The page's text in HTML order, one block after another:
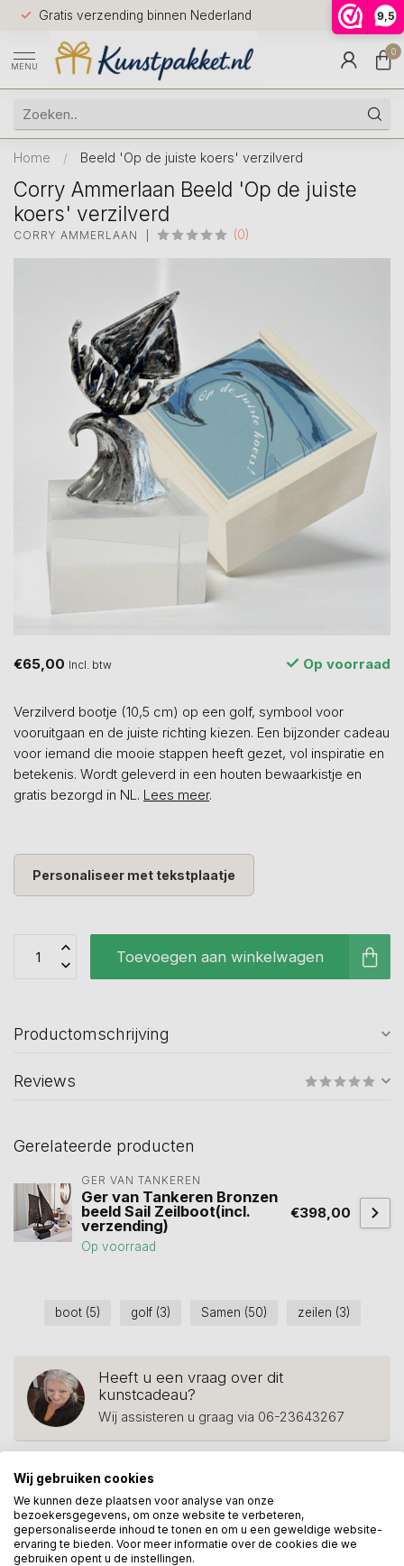
9,5
Gratis verzending binnen Nederland
Voor
huis
9.5
MENU
0
Home / Beeld 'Op de juiste koers' verzilverd
Corry Ammerlaan Beeld 'Op de juiste
koers' verzilverd
CORRY AMMERLAAN (0)
€65,00 Incl. btw Op voorraad
Verzilverd bootje (10,5 cm) op een golf, symbool voor
vooruitgaan en de juiste richting kiezen. Een bijzonder cadeau
voor iemand die mooie stappen heeft gezet, vol inspiratie en
betekenis. Wordt geleverd in een houten bewaarkistje en
gratis bezorgd in NL. Lees meer.
Personaliseer met tekstplaatje
Toevoegen aan winkelwagen
Productomschrijving
Reviews
Gerelateerde producten
GER VAN TANKEREN
Ger van Tankeren Bronzen
beeld Sail Zeilboot(incl.
verzending)
Op voorraad
€398,00
boot (5) golf (3) Samen (50) zeilen (3)
Heeft u een vraag over dit
kunstcadeau?
Wij assisteren u graag via 06-23643267
Recent bekeken
Wij gebruiken cookies
We kunnen deze plaatsen voor analyse van onze
bezoekersgegevens, om onze website te verbeteren,
gepersonaliseerde inhoud te tonen en om u een geweldige website-
ervaring te bieden. Voor meer informatie over de cookies die we
gebruiken opent u de instellingen.